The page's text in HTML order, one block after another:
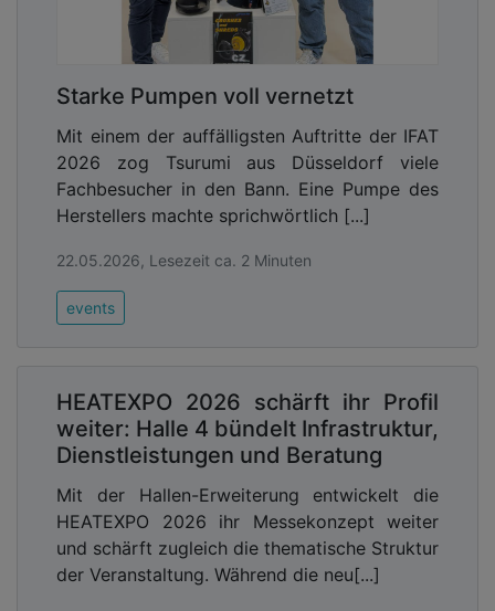
Starke Pumpen voll vernetzt
Mit einem der auffälligsten Auftritte der IFAT
2026 zog Tsurumi aus Düsseldorf viele
Fachbesucher in den Bann. Eine Pumpe des
Herstellers machte sprichwörtlich [...]
22.05.2026, Lesezeit ca. 2 Minuten
events
HEATEXPO 2026 schärft ihr Profil
weiter: Halle 4 bündelt Infrastruktur,
Dienstleistungen und Beratung
Mit der Hallen-Erweiterung entwickelt die
HEATEXPO 2026 ihr Messekonzept weiter
und schärft zugleich die thematische Struktur
der Veranstaltung. Während die neu[...]